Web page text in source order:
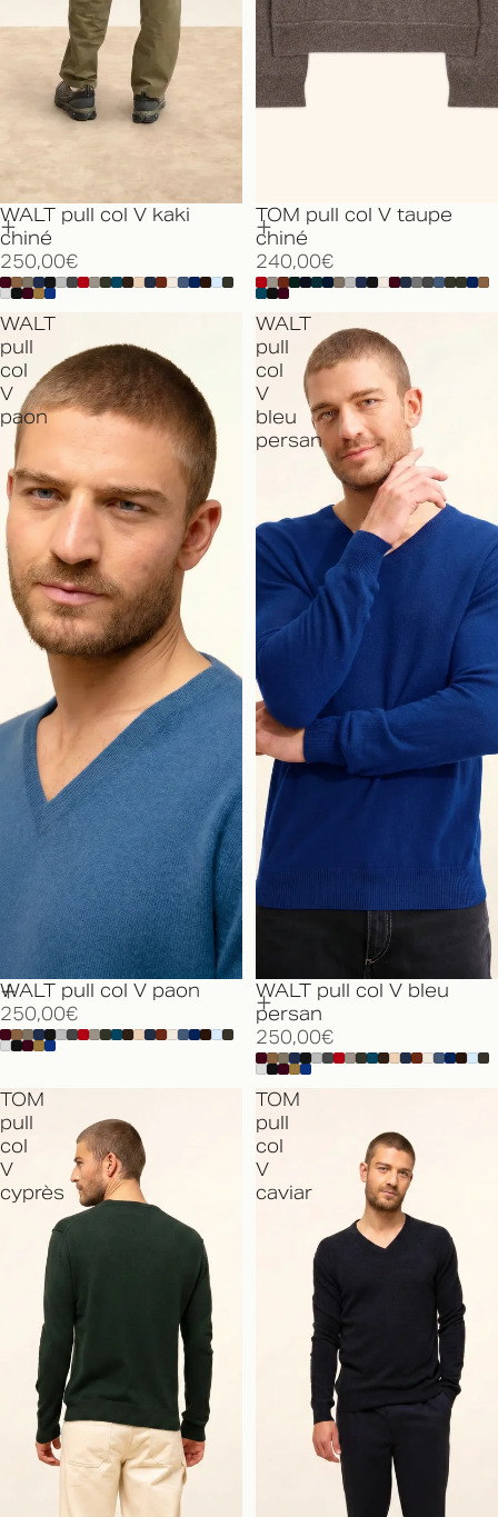
WALT pull col V kaki
chiné
250,00€
TOM pull col V taupe
chiné
240,00€
WALT
pull
col
V
paon
WALT pull col V paon
250,00€
WALT
pull
col
V
bleu
persan
WALT pull col V bleu
persan
250,00€
TOM
pull
col
V
cyprès
TOM
pull
col
V
caviar